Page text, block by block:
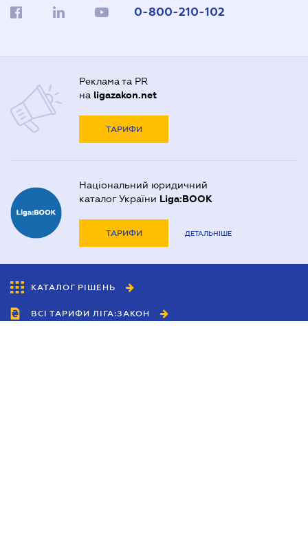
0-800-210-102
Реклама та PR
на ligazakon.net
ТАРИФИ
Національний юридичний
каталог України Liga:BOOK
ТАРИФИ ДЕТАЛЬНІШЕ
КАТАЛОГ РІШЕНЬ
ВСІ ТАРИФИ ЛІГА:ЗАКОН